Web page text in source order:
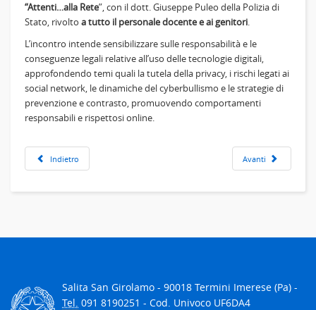
“Attenti…alla Rete”, con il dott. Giuseppe Puleo della Polizia di
Stato, rivolto a tutto il personale docente e ai genitori.
L’incontro intende sensibilizzare sulle responsabilità e le
conseguenze legali relative all’uso delle tecnologie digitali,
approfondendo temi quali la tutela della privacy, i rischi legati ai
social network, le dinamiche del cyberbullismo e le strategie di
prevenzione e contrasto, promuovendo comportamenti
responsabili e rispettosi online.
Indietro Avanti
Salita San Girolamo - 90018 Termini Imerese (Pa) -
Tel. 091 8190251 - Cod. Univoco UF6DA4